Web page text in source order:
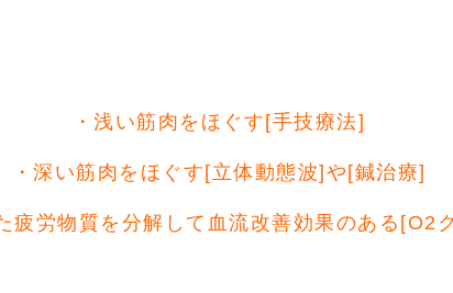
・浅い筋肉をほぐす[手技療法]
・深い筋肉をほぐす[立体動態波]や[鍼治療]
疲労物質を分解して血流改善効果のある[O2